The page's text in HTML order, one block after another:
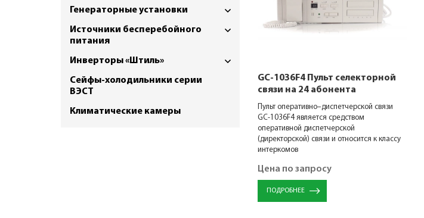
Генераторные установки
Источники бесперебойного
питания
Инверторы «Штиль»
Сейфы-холодильники серии
ВЭСТ
Климатические камеры
GC-1036F4 Пульт селекторной
связи на 24 абонента
Пульт оперативно–диспетчерской связи
GC-1036F4 является средством
оперативной диспетчерской
(директорской) связи и относится к классу
интеркомов
Цена по запросу
ПОДРОБНЕЕ